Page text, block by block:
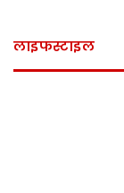
लाइफस्टाइल